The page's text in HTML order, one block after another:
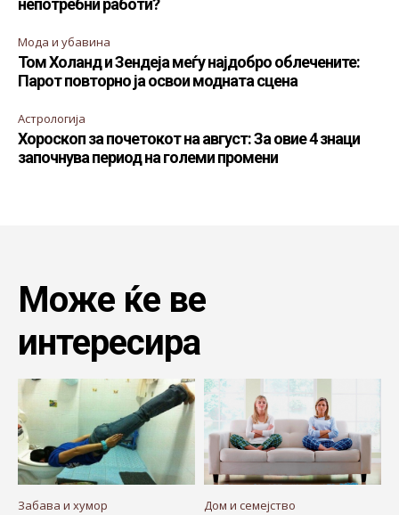
непотребни работи?
Мода и убавина
Том Холанд и Зендеја меѓу најдобро облечените:
Парот повторно ја освои модната сцена
Астрологија
Хороскоп за почетокот на август: За овие 4 знаци
започнува период на големи промени
Може ќе ве
интересира
Забава и хумор Дом и семејство